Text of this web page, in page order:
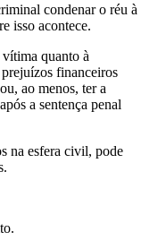
condenar o réu à
isso acontece.
quanto à
prejuízos financeiros
ao menos, ter a
a sentença penal
na esfera civil, pode